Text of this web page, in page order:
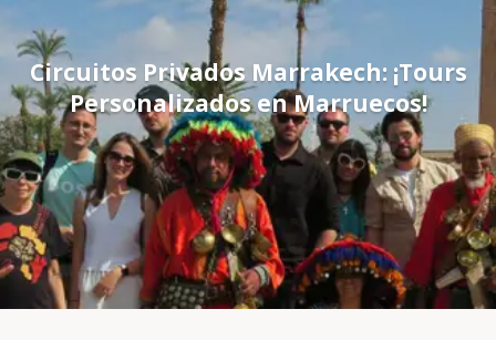
Circuitos Privados Marrakech: ¡Tours
Personalizados en Marruecos!